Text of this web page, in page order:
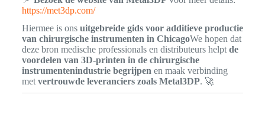
https://met3dp.com/
Hiermee is ons uitgebreide gids voor additieve productie
van chirurgische instrumenten in ChicagoWe hopen dat
deze bron medische professionals en distributeurs helpt de
voordelen van 3D-printen in de chirurgische
instrumentenindustrie begrijpen en maak verbinding
met vertrouwde leveranciers zoals Metal3DP. 🚀